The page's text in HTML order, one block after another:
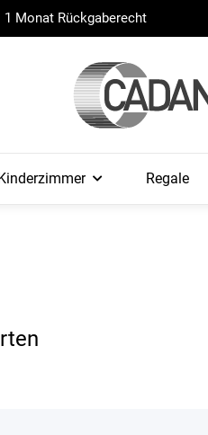
1 Monat Rückgaberecht
Kinderzimmer Regale